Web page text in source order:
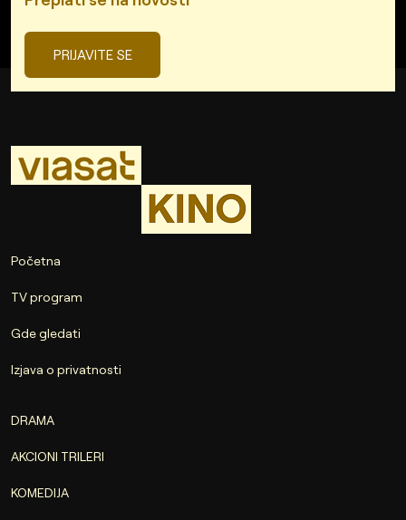
PRIJAVITE SE
Početna
TV program
Gde gledati
Izjava o privatnosti
DRAMA
AKCIONI TRILERI
KOMEDIJA